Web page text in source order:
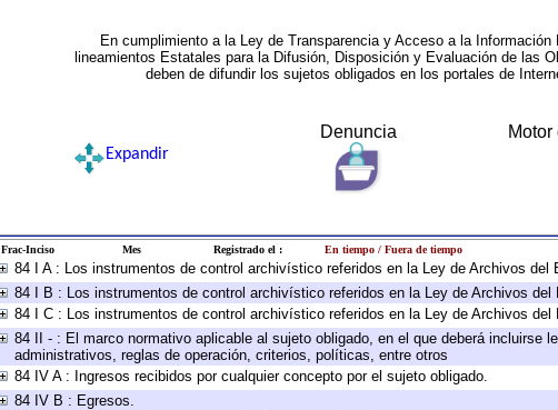
En cumplimiento a la Ley de Transparencia y Acceso a la
lineamientos Estatales para la Difusión, Disposición y Evaluación de las
deben de difundir los sujetos obligados en los portales de
Denuncia
Expandir
Frac-Inciso Mes Registrado el : En tiempo / Fuera de tiempo
84 I A : Los instrumentos de control archivístico referidos en la Ley de Archivos
84 I B : Los instrumentos de control archivístico referidos en la Ley de Archivos
84 I C : Los instrumentos de control archivístico referidos en la Ley de Archivos
84 II - : El marco normativo aplicable al sujeto obligado, en el que deberá incluirse
administrativos, reglas de operación, criterios, políticas, entre otros
84 IV A : Ingresos recibidos por cualquier concepto por el sujeto obligado.
84 IV B : Egresos.